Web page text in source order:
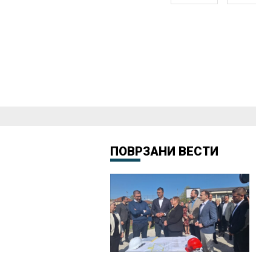
ПОВРЗАНИ ВЕСТИ